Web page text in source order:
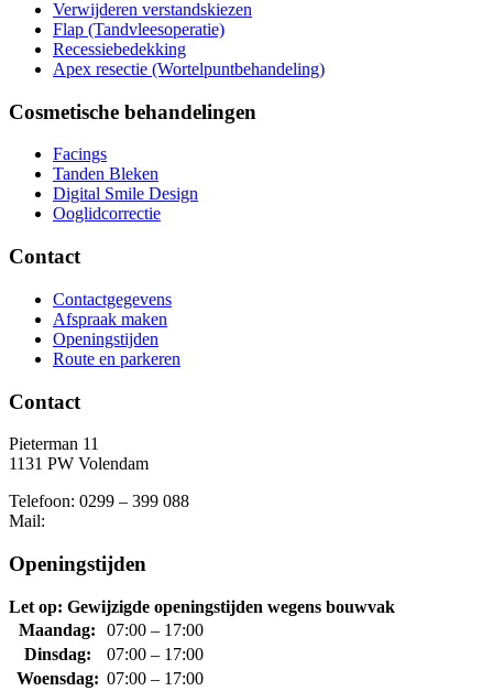
Verwijderen verstandskiezen
Flap (Tandvleesoperatie)
Recessiebedekking
Apex resectie (Wortelpuntbehandeling)
Cosmetische behandelingen
Facings
Tanden Bleken
Digital Smile Design
Ooglidcorrectie
Contact
Contactgegevens
Afspraak maken
Openingstijden
Route en parkeren
Contact
Pieterman 11
1131 PW Volendam
Telefoon: 0299 – 399 088
Mail:
Openingstijden
Let op: Gewijzigde openingstijden wegens bouwvak
Maandag:
07:00 – 17:00
Dinsdag:
07:00 – 17:00
Woensdag: 07:00 – 17:00